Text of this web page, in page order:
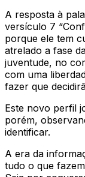
A resposta à
versículo 7
porque ele tem
atrelado a fase
juventude, no
com uma
fazer que
Este novo perfil
porém,
identificar.
A era da
tudo o que